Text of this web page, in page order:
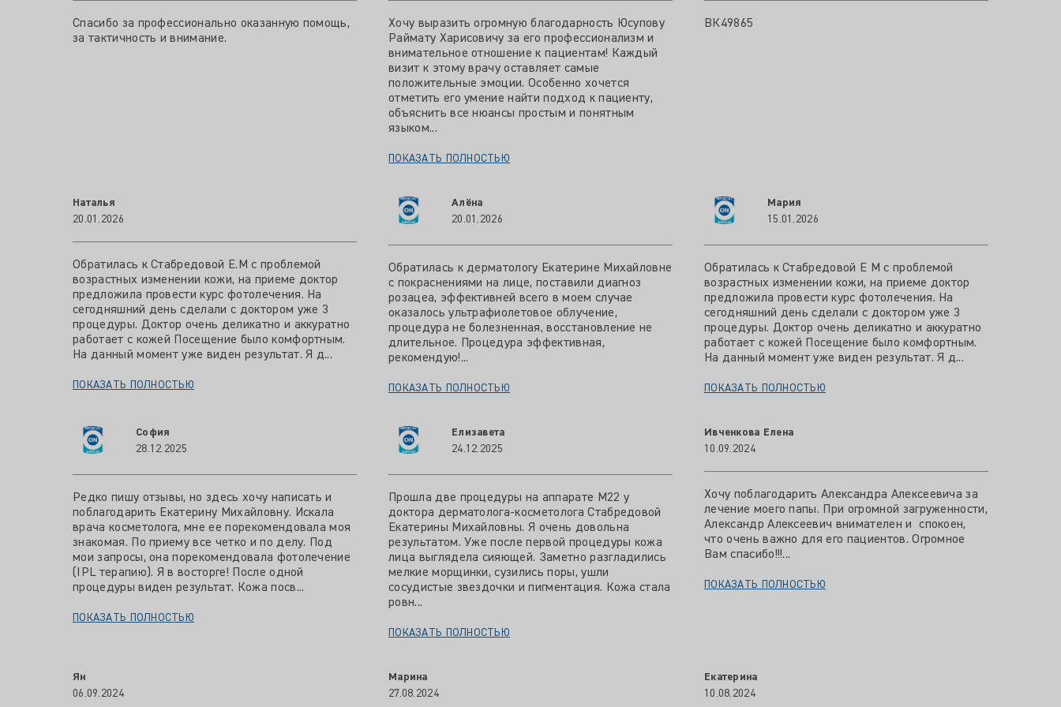
Спасибо за профессионально оказанную помощь,
за тактичность и внимание.
Хочу выразить огромную благодарность Юсупову
Раймату Харисовичу за его профессионализм и
внимательное отношение к пациентам! Каждый
визит к этому врачу оставляет самые
положительные эмоции. Особенно хочется
отметить его умение найти подход к пациенту,
объяснить все нюансы простым и понятным
языком...
ПОКАЗАТЬ ПОЛНОСТЬЮ
ВК49865
Наталья
20.01.2026
Обратилась к Стабредовой Е.М с проблемой
возрастных изменении кожи, на приеме доктор
предложила провести курс фотолечения. На
сегодняшний день сделали с доктором уже 3
процедуры. Доктор очень деликатно и аккуратно
работает с кожей Посещение было комфортным.
На данный момент уже виден результат. Я д...
ПОКАЗАТЬ ПОЛНОСТЬЮ
Алёна
20.01.2026
Обратилась к дерматологу Екатерине Михайловне
с покраснениями на лице, поставили диагноз
розацеа, эффективней всего в моем случае
оказалось ультрафиолетовое облучение,
процедура не болезненная, восстановление не
длительное. Процедура эффективная,
рекомендую!...
ПОКАЗАТЬ ПОЛНОСТЬЮ
Мария
15.01.2026
Обратилась к Стабредовой Е М с проблемой
возрастных изменении кожи, на приеме доктор
предложила провести курс фотолечения. На
сегодняшний день сделали с доктором уже 3
процедуры. Доктор очень деликатно и аккуратно
работает с кожей Посещение было комфортным.
На данный момент уже виден результат. Я д...
ПОКАЗАТЬ ПОЛНОСТЬЮ
София
28.12.2025
Редко пишу отзывы, но здесь хочу написать и
поблагодарить Екатерину Михайловну. Искала
врача косметолога, мне ее порекомендовала моя
знакомая. По приему все четко и по делу. Под
мои запросы, она порекомендовала фотолечение
(IPL терапию). Я в восторге! После одной
процедуры виден результат. Кожа посв...
ПОКАЗАТЬ ПОЛНОСТЬЮ
Елизавета
24.12.2025
Прошла две процедуры на аппарате М22 у
доктора дерматолога-косметолога Стабредовой
Екатерины Михайловны. Я очень довольна
результатом. Уже после первой процедуры кожа
лица выглядела сияющей. Заметно разгладились
мелкие морщинки, сузились поры, ушли
сосудистые звездочки и пигментация. Кожа стала
ровн...
ПОКАЗАТЬ ПОЛНОСТЬЮ
Ивченкова Елена
10.09.2024
Хочу поблагодарить Александра Алексеевича за
лечение моего папы. При огромной загруженности,
Александр Алексеевич внимателен и спокоен,
что очень важно для его пациентов. Огромное
Вам спасибо!!!...
ПОКАЗАТЬ ПОЛНОСТЬЮ
Ян
06.09.2024
Марина
27.08.2024
Екатерина
10.08.2024